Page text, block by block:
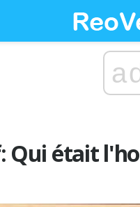
Qui était